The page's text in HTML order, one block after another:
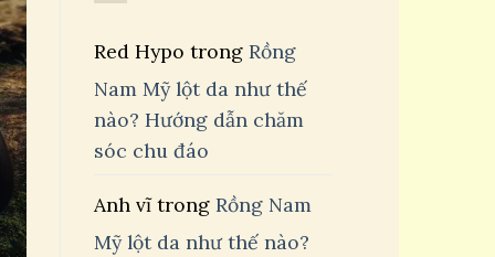
Red Hypo trong Rồng
Nam Mỹ lột da như thế
nào? Hướng dẫn chăm
sóc chu đáo
Anh vĩtrong Rồng Nam
Mỹ lột da như thế nào?